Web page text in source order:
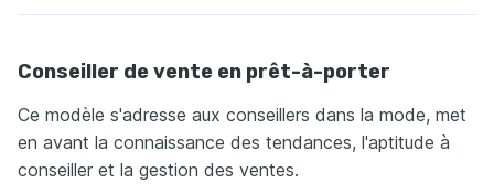
Conseiller de vente en prêt-à-porter
Ce modèle s'adresse aux conseillers dans la mode, met
en avant la connaissance des tendances, l'aptitude à
conseiller et la gestion des ventes.